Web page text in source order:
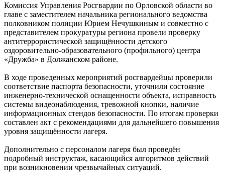
Комиссия Управления Росгвардии по Орловской области во
главе с заместителем начальника регионального ведомства
полковником полиции Юрием Нечушкиным и совместно с
представителем прокуратуры региона провели проверку
антитеррористической защищённости детского
оздоровительно-образовательного (профильного) центра
«Дружба» в Должанском районе.
В ходе проведенных мероприятий росгвардейцы проверили
соответствие паспорта безопасности, уточнили состояние
инженерно-технической оснащенности объекта, исправность
системы видеонаблюдения, тревожной кнопки, наличие
информационных стендов безопасности. По итогам проверки
составлен акт с рекомендациями для дальнейшего повышения
уровня защищённости лагеря.
Дополнительно с персоналом лагеря был проведён
подробный инструктаж, касающийся алгоритмов действий
при возникновении чрезвычайных ситуаций.